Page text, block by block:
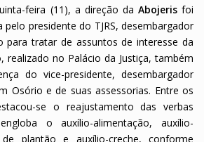
feira (11), a direção da Abojerisfoi
pelo presidente do TJRS, desembargador
para tratar de assuntos de interesse da
realizado no Palácio da Justiça, também
do vice-presidente, desembargador
Osório e de suas assessorias. Entre os
se o reajustamento das verbas
o auxílio-alimentação, auxílio-
plantão e auxílio-creche, conforme